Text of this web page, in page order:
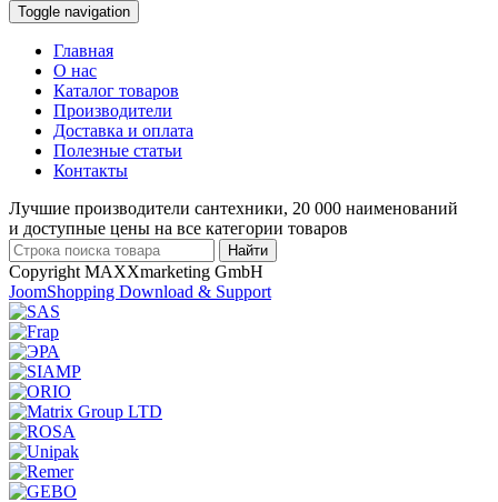
Toggle navigation
Главная
О нас
Каталог товаров
Производители
Доставка и оплата
Полезные статьи
Контакты
Лучшие производители сантехники, 20 000 наименований
и доступные цены на все категории товаров
Copyright MAXXmarketing GmbH
JoomShopping Download & Support